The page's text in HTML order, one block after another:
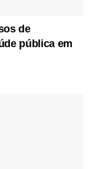
de
pública em